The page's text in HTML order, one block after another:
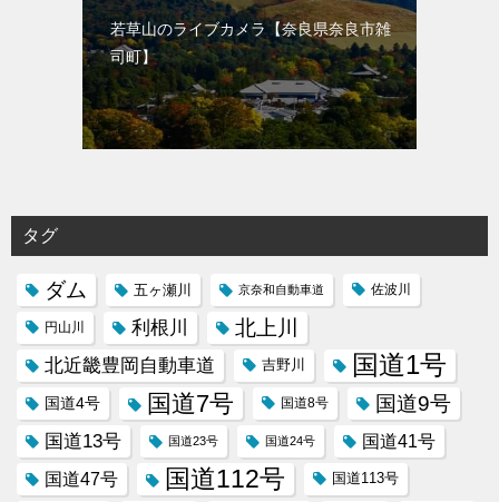
若草山のライブカメラ【奈良県奈良市雑
司町】
タグ
ダム 五ヶ瀬川 京奈和自動車道 佐波川
円山川 利根川 北上川
北近畿豊岡自動車道 吉野川 国道1号
国道4号 国道7号 国道8号 国道9号
国道13号 国道23号 国道24号 国道41号
国道47号 国道112号 国道113号